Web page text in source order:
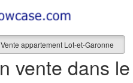
Vente appartement Lot-et-Garonne